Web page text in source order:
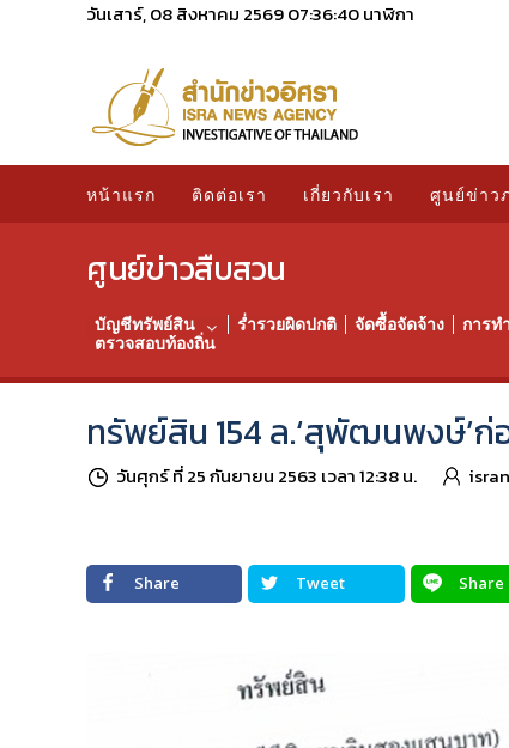
วันเสาร์, 08 สิงหาคม 256907:36:41นาฬิกา
หน้าแรก ติดต่อเรา เกี่ยวกับเรา ศูนย์ข่าว
ศูนย์ข่าวสืบสวน
บัญชีทรัพย์สิน ร่ำรวยผิดปกติ จัดซื้อจัดจ้าง การท
ตรวจสอบท้องถิ่น
ทรัพย์สิน 154 ล.‘สุพัฒนพงษ์’ก่
วันศุกร์ ที่ 25 กันยายน 2563 เวลา 12:38 น.
Share Tweet Share